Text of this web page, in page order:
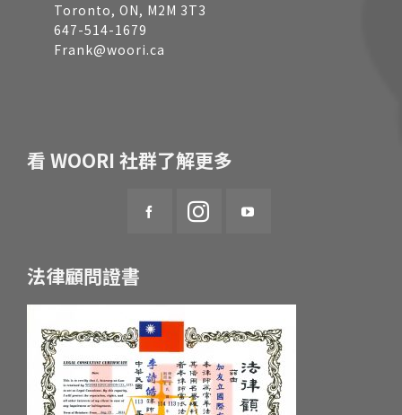
Toronto, ON, M2M 3T3
647-514-1679
Frank@woori.ca
看 WOORI 社群了解更多
法律顧問證書